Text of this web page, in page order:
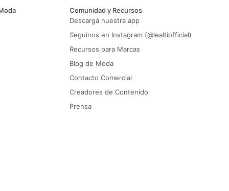
Comunidad y Recursos
Descargá nuestra app
Seguinos en Instagram (@lealtiofficial)
Recursos para Marcas
Blog de Moda
Contacto Comercial
Creadores de Contenido
Prensa